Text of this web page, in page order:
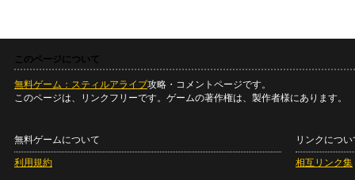
このページについて
無料ゲーム：スティルアライブ攻略・コメントページです。
このページは、リンクフリーです。ゲームの著作権は、製作者様にあります。
無料ゲームについて
利用規約
リンクについ
相互リンク集